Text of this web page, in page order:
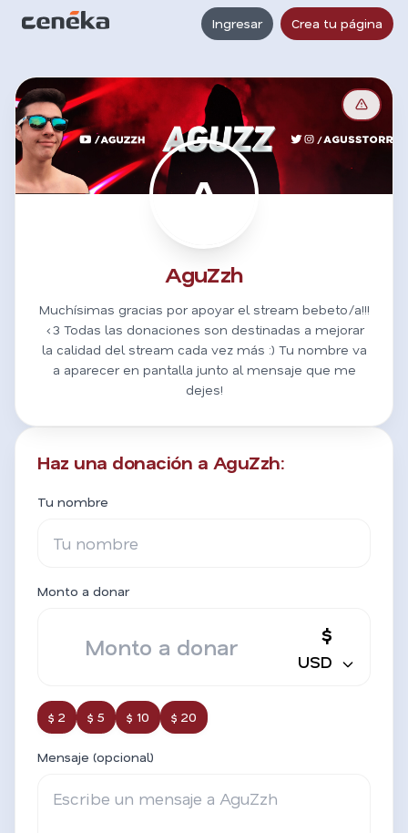
Ingresar Crea tu página
A
AguZzh
Muchísimas gracias por apoyar el stream bebeto/a!!!
<3 Todas las donaciones son destinadas a mejorar
la calidad del stream cada vez más :) Tu nombre va
a aparecer en pantalla junto al mensaje que me
dejes!
Haz una donación a AguZzh:
Tu nombre
Monto a donar
$
USD
$ 2 $ 5 $ 10 $ 20
Mensaje (opcional)